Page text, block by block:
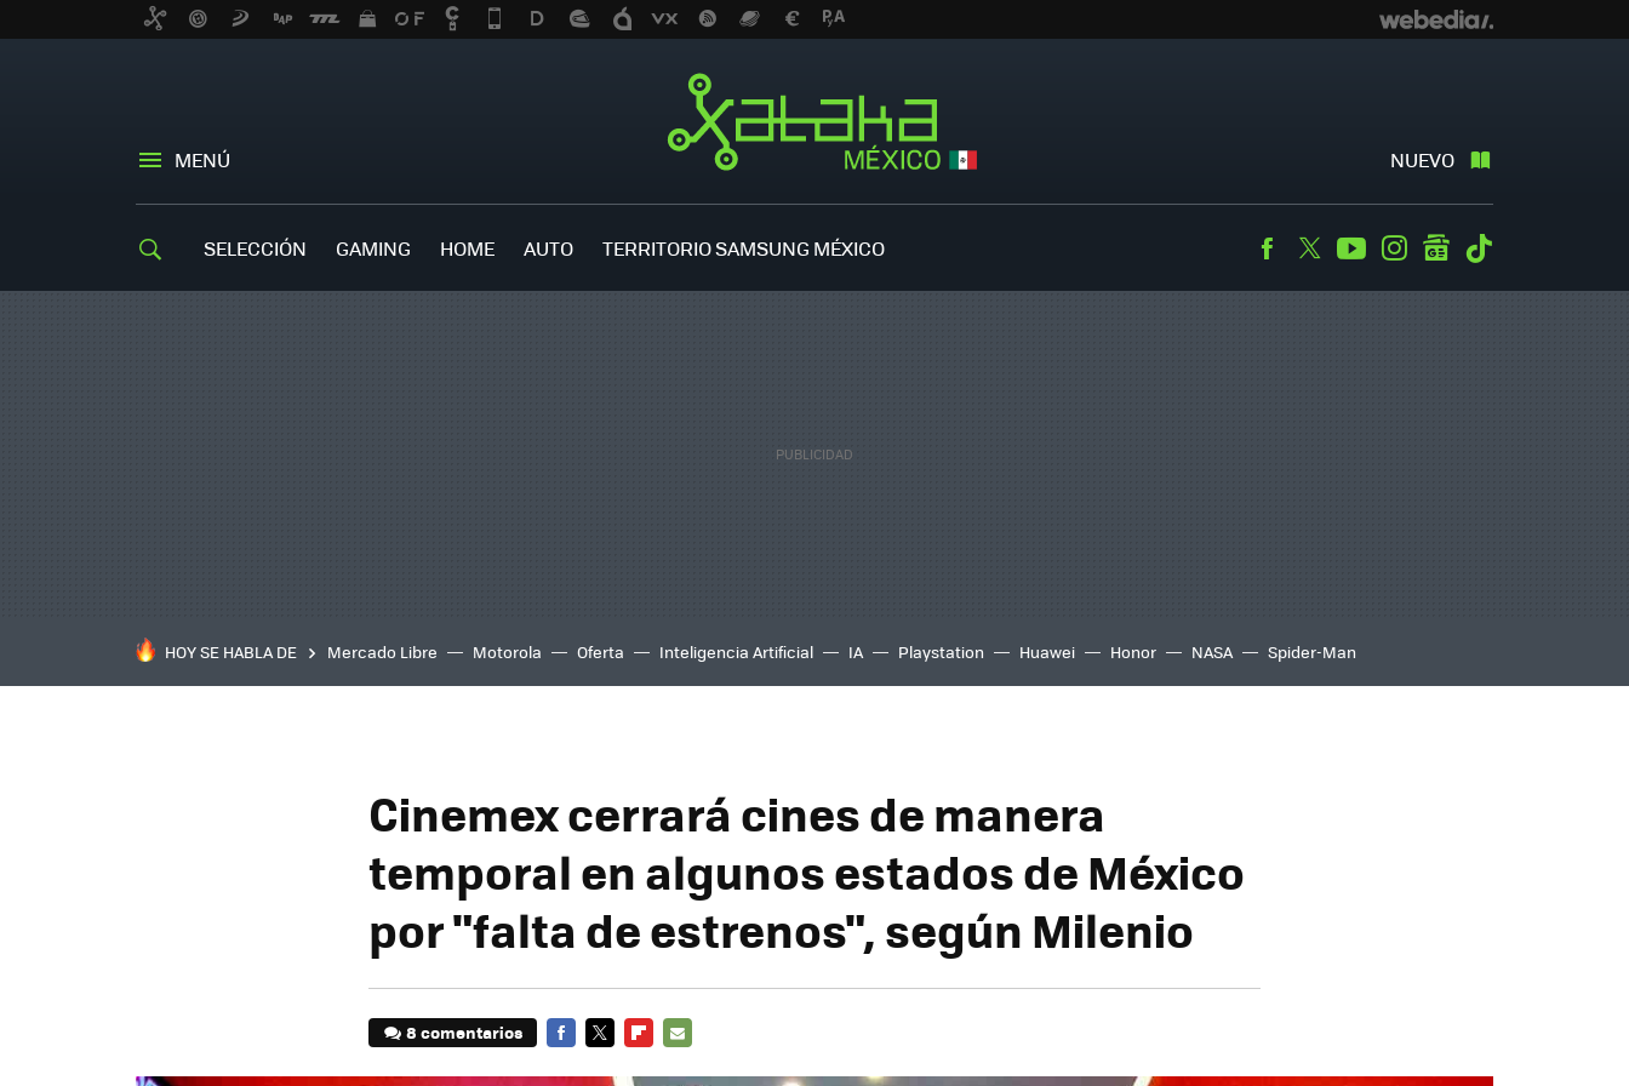
MENÚ NUEVO
SELECCIÓN GAMING HOME AUTO TERRITORIO SAMSUNG MÉXICO Facebook
TwitterYoutubeInstagramgooglenews
HOY SE HABLA DE Mercado Libre Motorola Oferta Inteligencia Artificial IA Playstation Huawei Honor NASA Spider-Man
Cinemex cerrará cines de manera
temporal en algunos estados de México
por "falta de estrenos", según Milenio
8 comentarios